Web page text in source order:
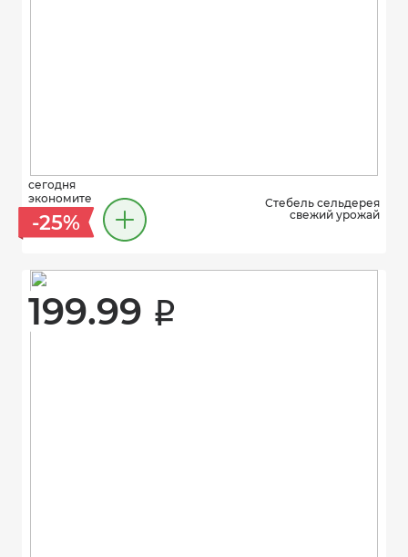
сегодня
экономите
-25%
Стебель сельдерея
свежий урожай
199.99 i